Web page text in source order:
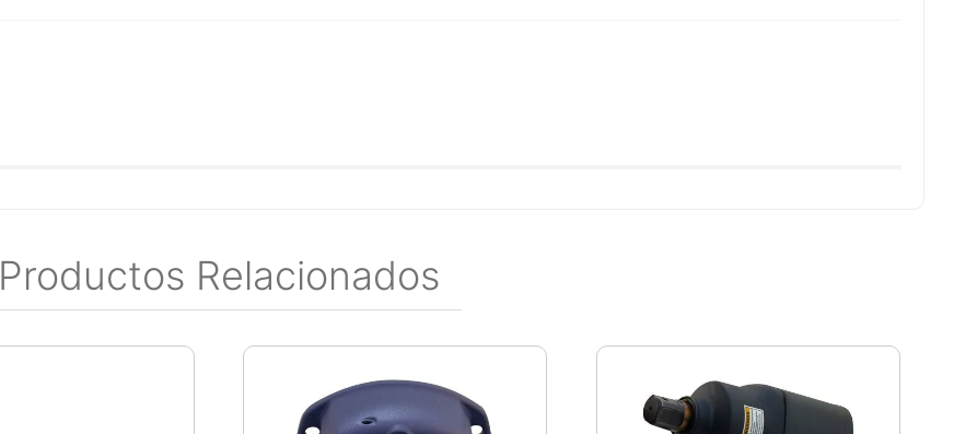
Productos Relacionados